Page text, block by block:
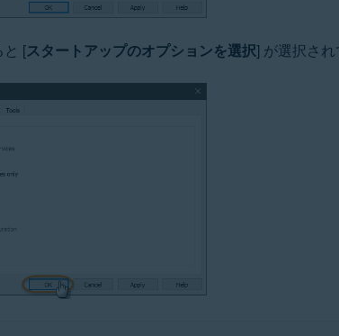
と [スタートアップのオプションを選択] が選択さ